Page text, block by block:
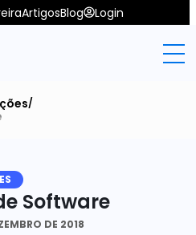
ArtigosBlog Login
/
Software
DE 2018